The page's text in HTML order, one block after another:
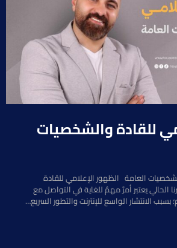
للقادة والشخصيات
العامة الظهور الإعلامي للقادة
يعتبر أمرٌ مهمٌ للغاية في التواصل مع
الانتشار الواسع للإنترنت والتطور السريع…